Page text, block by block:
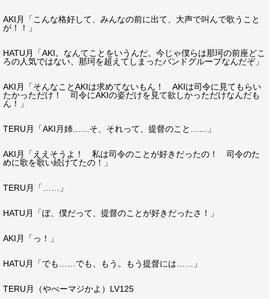
AKI月「こんな格好して、みんなの前に出て、大声で叫んで歌うこと
が！！」
HATU月「AKI。なんてことをいうんだ。今じゃ僕らは那珂の前座どこ
ろの人気ではない、那珂を超えてしまったバンドグループなんだぞ」
AKI月「そんなことAKIは求めてないもん！ AKIは司令に見てもらい
たかっただけ！ 司令にAKIの姿だけを見て欲しかっただけなんだも
ん！」
TERU月「AKI月姉……そ、それって、提督のこと……」
AKI月「ええそうよ！ 私は司令のことが好きだったの！ 司令のた
めに歌を歌い続けてたの！」
TERU月「……」
HATU月「ぼ、僕だって、提督のことが好きだったさ！」
AKI月「っ！」
HATU月「でも……でも、もう。もう提督には……」
TERU月（やべーマジかよ）LV125